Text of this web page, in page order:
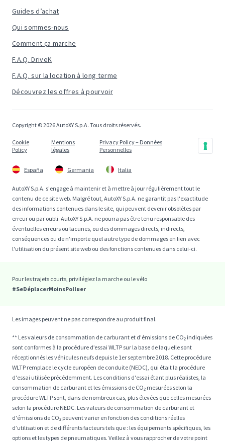
Guides d’achat
Qui sommes-nous
Comment ça marche
F.A.Q. DriveK
F.A.Q. sur la location à long terme
Découvrez les offres à pourvoir
Copyright © 2026 AutoXY S.p.A. Tous droits réservés.
Cookie
Policy
Mentions
légales
Privacy Policy – Données
Personnelles
España Germania Italia
AutoXY S.p.A. s'engage à maintenir et à mettre à jour régulièrement tout le
contenu de ce site web. Malgré tout, AutoXY S.p.A. ne garantit pas l'exactitude
des informations contenues dans le site, qui peuvent devenir obsolètes par
erreur ou par oubli. AutoXY S.p.A. ne pourra pas être tenu responsable des
éventuelles erreurs ou lacunes, ou des dommages directs, indirects,
conséquences ou de n'importe quel autre type de dommages en lien avec
l'utilisation du présent site web ou des fonctions contenues dans celui-ci.
Pour les trajets courts, privilégiez la marche ou le vélo
#SeDéplacerMoinsPolluer
Les images peuvent ne pas correspondre au produit final.
** Les valeurs de consommation de carburant et d'émissions de CO₂ indiquées
sont conformes à la procédure d’essai WLTP sur la base de laquelle sont
réceptionnés les véhicules neufs depuis le 1er septembre 2018. Cette procédure
WLTP remplace le cycle européen de conduite (NEDC), qui était la procédure
d'essai utilisée précédemment. Les conditions d'essai étant plus réalistes, la
consommation de carburant et les émissions de CO₂ mesurées selon la
procédure WLTP sont, dans de nombreux cas, plus élevées que celles mesurées
selon la procédure NEDC. Les valeurs de consommation de carburant et
d'émissions de CO₂ peuvent varier en fonction des conditions réelles
d’utilisation et de différents facteurs tels que : les équipements spécifiques, les
options et les types de pneumatiques. Veillez à vous rapprocher de votre point